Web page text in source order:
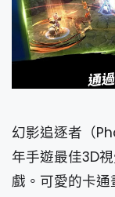
幻影追逐者（
年手遊最佳3D
戲。可愛的卡